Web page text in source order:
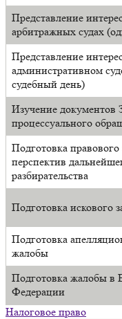
Представление
арбитражных судах
Представление
административном
судебный день)
Изучение документов
процессуального
Подготовка
перспектив
разбирательства
Подготовка искового
Подготовка
жалобы
Подготовка жалобы в
Федерации
Налоговое право